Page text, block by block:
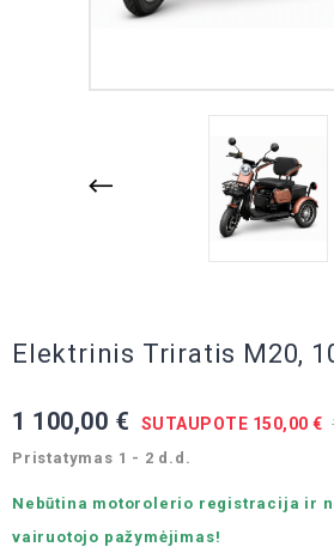
Elektrinis Triratis M20,
1 100,00 € SUTAUPOTE 150,00 €
Pristatymas 1 - 2 d.d.
Nebūtina motorolerio registracija ir
vairuotojo pažymėjimas!